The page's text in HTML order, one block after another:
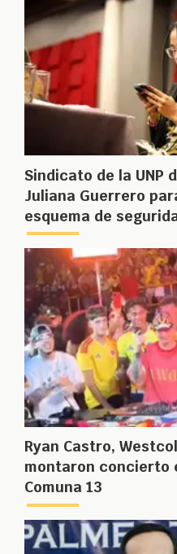
Sindicato de la UNP
Juliana Guerrero
esquema de
Ryan Castro,
montaron concierto
Comuna 13